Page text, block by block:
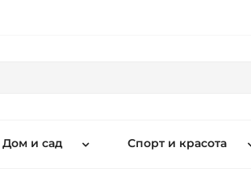
Дом и сад Спорт и красота